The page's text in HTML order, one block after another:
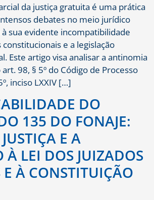
da justiça gratuita é uma prática
debates no meio jurídico
sua evidente incompatibilidade
e a legislação
Este artigo visa analisar a antinomia
98, § 5º do Código de Processo
inciso LXXIV […]
DO
135 DO FONAJE:
E A
À LEI DOS JUIZADOS
E À CONSTITUIÇÃO